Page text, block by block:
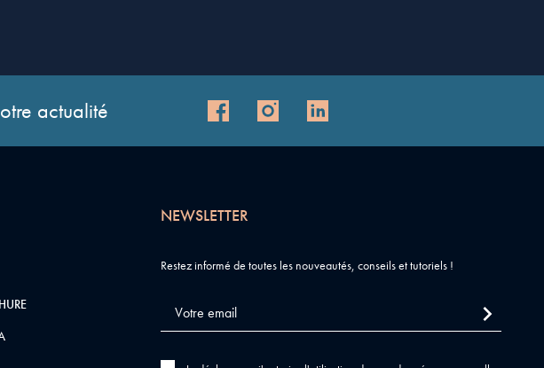
actualité
NEWSLETTER
Restez informé de toutes les nouveautés, conseils et tutoriels !